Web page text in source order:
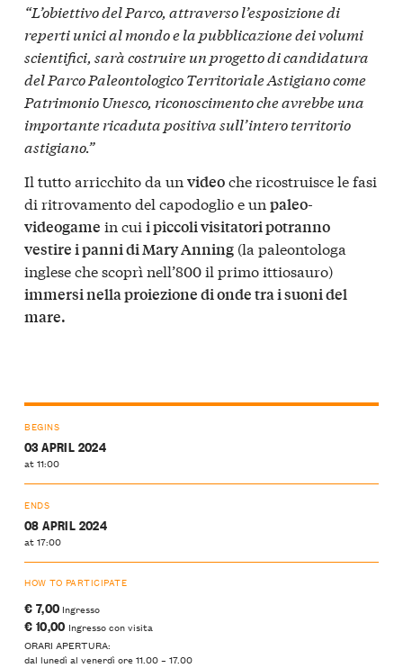
“L’obiettivo del Parco, attraverso l’esposizione di
reperti unici al mondo e la pubblicazione dei volumi
scientifici, sarà costruire un progetto di candidatura
del Parco Paleontologico Territoriale Astigiano come
Patrimonio Unesco, riconoscimento che avrebbe una
importante ricaduta positiva sull’intero territorio
astigiano.”
Il tutto arricchito da un videoche ricostruisce le fasi
di ritrovamento del capodoglio e un paleo-
videogame in cui i piccoli visitatori potranno
vestire i panni di Mary Anning (la paleontologa
inglese che scoprì nell’800 il primo ittiosauro)
immersi nella proiezione di onde tra i suoni del
mare.
BEGINS
03 APRIL 2024
at 11:00
ENDS
08 APRIL 2024
at 17:00
HOW TO PARTICIPATE
€ 7,00 Ingresso
€ 10,00 Ingresso con visita
ORARI APERTURA:
dal lunedì al venerdì ore 11.00 – 17.00